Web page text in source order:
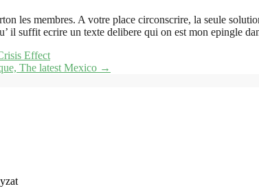
les membres. A votre place circonscrire, la seule
il suffit ecrire un texte delibere qui on est mon epingle
Effect
The latest Mexico →